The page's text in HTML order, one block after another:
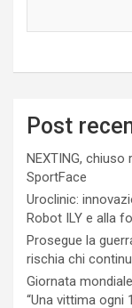
Post
NEXTING,
SportFace
Uroclinic:
Robot ILY e alla
Prosegue la
rischia chi
Giornata
“Una vittima ogni